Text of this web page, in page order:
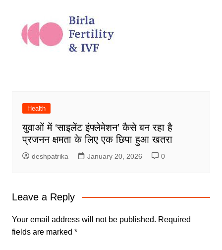
Health
युवाओं में ‘साइलेंट इंफ्लेमेशन’ कैसे बन रहा है
प्रजनन क्षमता के लिए एक छिपा हुआ खतरा
deshpatrika January 20, 2026 0
Leave a Reply
Your email address will not be published. Required
fields are marked *